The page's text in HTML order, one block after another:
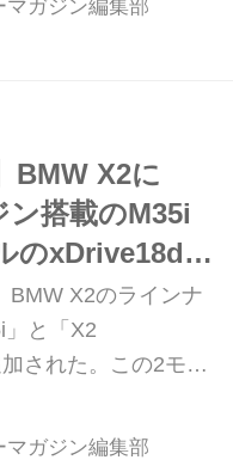
マガジン編集部
BMW X2に
搭載のM35i
のxDrive18d追
BMW X2のラインナ
」と「X2
された。この2モデ
ーラーで販売が開
マガジン編集部